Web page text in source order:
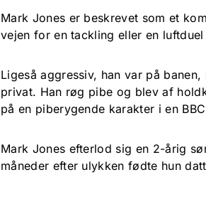
Mark Jones er beskrevet som et
vejen for en tackling eller en
Ligeså aggressiv, han var på
privat. Han røg pibe og blev af
på en piberygende karakter i en
Mark Jones efterlod sig en 2-årig
måneder efter ulykken fødte hun